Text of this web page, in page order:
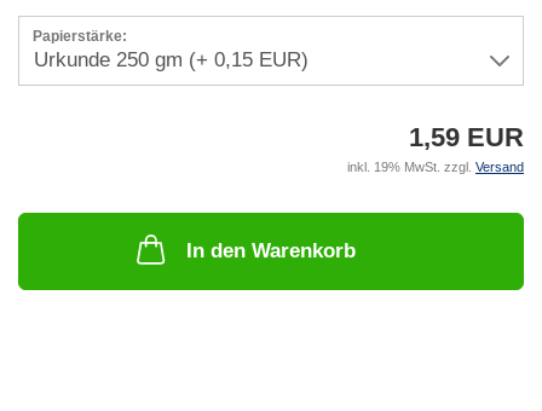
Papierstärke:
1,59 EUR
inkl. 19% MwSt. zzgl. Versand
In den Warenkorb